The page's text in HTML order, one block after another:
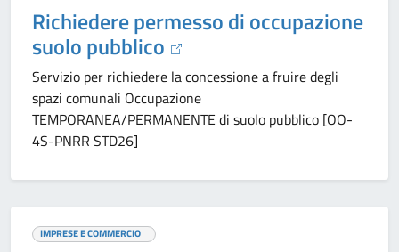
Richiedere permesso di occupazione
suolo pubblico
Servizio per richiedere la concessione a fruire degli
spazi comunali Occupazione
TEMPORANEA/PERMANENTE di suolo pubblico [OO-
4S-PNRR STD26]
IMPRESE E COMMERCIO